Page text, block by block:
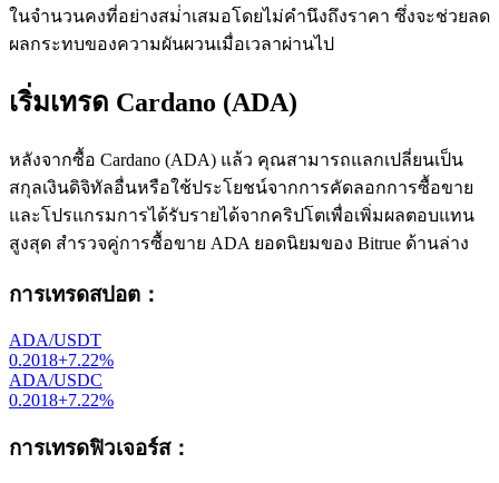
ในจํานวนคงที่อย่างสม่ําเสมอโดยไม่คํานึงถึงราคา ซึ่งจะช่วยลด
ผลกระทบของความผันผวนเมื่อเวลาผ่านไป
เริ่มเทรด Cardano (ADA)
หลังจากซื้อ Cardano (ADA) แล้ว คุณสามารถแลกเปลี่ยนเป็น
สกุลเงินดิจิทัลอื่นหรือใช้ประโยชน์จากการคัดลอกการซื้อขาย
และโปรแกรมการได้รับรายได้จากคริปโตเพื่อเพิ่มผลตอบแทน
สูงสุด สำรวจคู่การซื้อขาย ADA ยอดนิยมของ Bitrue ด้านล่าง
การเทรดสปอต ：
ADA/USDT
0.2018+7.22%
ADA/USDC
0.2018+7.22%
การเทรดฟิวเจอร์ส：